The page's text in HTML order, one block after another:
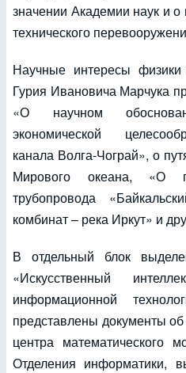
значении Академии наук и о
технического
Научные интересы
Гурия Ивановича Марчука
«О научном
экономической
канала Волга-Чограй», о
Мирового океана, «О
трубопровода
комбинат – река Иркут» и
В отдельный блок
«Искусственный
информационной
представлены документы
центра
Отделения информатики,